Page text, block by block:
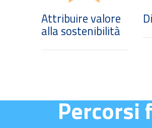
Attribuire valore
alla sostenibilità
Percorsi